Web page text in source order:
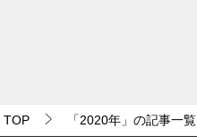
TOP 「2020年」の記事一覧